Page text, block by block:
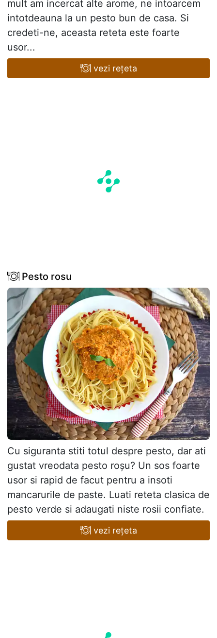
mult am incercat alte arome, ne intoarcem
intotdeauna la un pesto bun de casa. Si
credeti-ne, aceasta reteta este foarte
usor...
vezi rețeta
Pesto rosu
Cu siguranta stiti totul despre pesto, dar ati
gustat vreodata pesto roșu? Un sos foarte
usor si rapid de facut pentru a insoti
mancarurile de paste. Luati reteta clasica de
pesto verde si adaugati niste rosii confiate.
vezi rețeta